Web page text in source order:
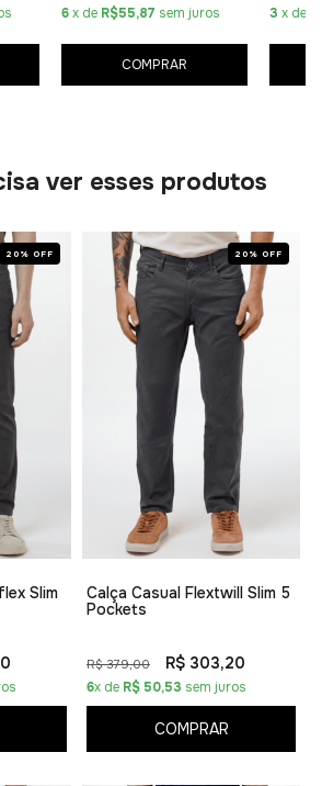
6 x de R$55,87 sem juros
COMPRAR
3 x de
ver esses produtos
20% OFF
Slim
20% OFF
Calça Casual Flextwill Slim 5
Pockets
R$ 379,00 R$ 303,20
6x de R$ 50,53 sem juros
COMPRAR